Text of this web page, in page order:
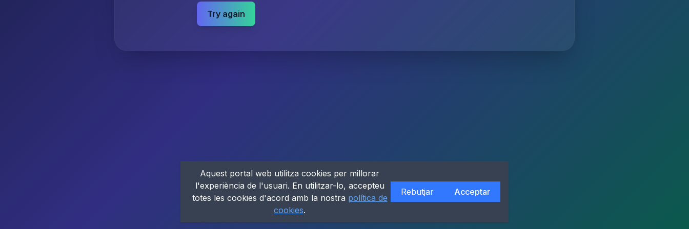
Try again
Aquest portal web utilitza cookies per millorar
l'experiència de l'usuari. En utilitzar-lo, accepteu
totes les cookies d'acord amb la nostra política de
cookies.
Rebutjar Acceptar